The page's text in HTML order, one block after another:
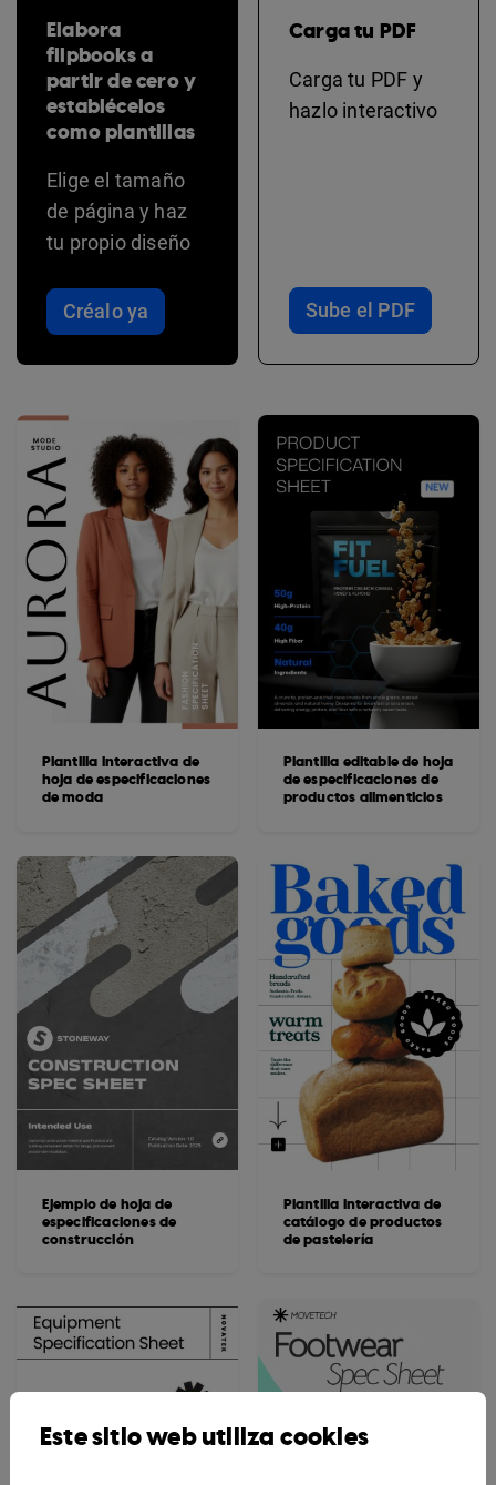
Elabora
flipbooks a
partir de cero y
establécelos
como plantillas
Elige el tamaño
de página y haz
tu propio diseño
Créalo ya
Carga tu PDF
Carga tu PDF y
hazlo interactivo
Sube el PDF
Plantilla interactiva de
hoja de especificaciones
de moda
Ejemplo de hoja de
especificaciones de
construcción
Plantilla editable de hoja
de especificaciones de
productos alimenticios
Plantilla interactiva de
catálogo de productos
de pastelería
Este sitio web utiliza cookies